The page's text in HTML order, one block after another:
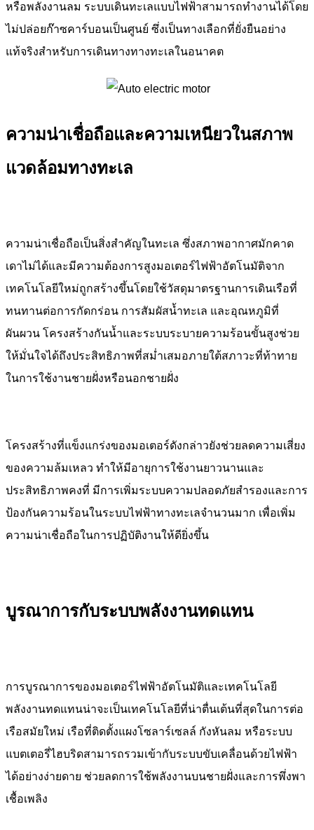
หรือพลังงานลม ระบบเดินทะเลแบบไฟฟ้าสามารถทำงานได้โดย
ไม่ปล่อยก๊าซคาร์บอนเป็นศูนย์ ซึ่งเป็นทางเลือกที่ยั่งยืนอย่าง
แท้จริงสำหรับการเดินทางทางทะเลในอนาคต
ความน่าเชื่อถือและความเหนียวในสภาพ
แวดล้อมทางทะเล
ความน่าเชื่อถือเป็นสิ่งสำคัญในทะเล ซึ่งสภาพอากาศมักคาด
เดาไม่ได้และมีความต้องการสูงมอเตอร์ไฟฟ้าอัตโนมัติจาก
เทคโนโลยีใหม่ถูกสร้างขึ้นโดยใช้วัสดุมาตรฐานการเดินเรือที่
ทนทานต่อการกัดกร่อน การสัมผัสน้ำทะเล และอุณหภูมิที่
ผันผวน โครงสร้างกันน้ำและระบบระบายความร้อนขั้นสูงช่วย
ให้มั่นใจได้ถึงประสิทธิภาพที่สม่ำเสมอภายใต้สภาวะที่ท้าทาย
ในการใช้งานชายฝั่งหรือนอกชายฝั่ง
โครงสร้างที่แข็งแกร่งของมอเตอร์ดังกล่าวยังช่วยลดความเสี่ยง
ของความล้มเหลว ทำให้มีอายุการใช้งานยาวนานและ
ประสิทธิภาพคงที่ มีการเพิ่มระบบความปลอดภัยสำรองและการ
ป้องกันความร้อนในระบบไฟฟ้าทางทะเลจำนวนมาก เพื่อเพิ่ม
ความน่าเชื่อถือในการปฏิบัติงานให้ดียิ่งขึ้น
บูรณาการกับระบบพลังงานทดแทน
การบูรณาการของมอเตอร์ไฟฟ้าอัตโนมัติและเทคโนโลยี
พลังงานทดแทนน่าจะเป็นเทคโนโลยีที่น่าตื่นเต้นที่สุดในการต่อ
เรือสมัยใหม่ เรือที่ติดตั้งแผงโซลาร์เซลล์ กังหันลม หรือระบบ
แบตเตอรี่ไฮบริดสามารถรวมเข้ากับระบบขับเคลื่อนด้วยไฟฟ้า
ได้อย่างง่ายดาย ช่วยลดการใช้พลังงานบนชายฝั่งและการพึ่งพา
เชื้อเพลิง